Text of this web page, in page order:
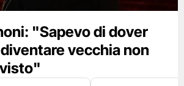
"Sapevo di dover
vecchia non